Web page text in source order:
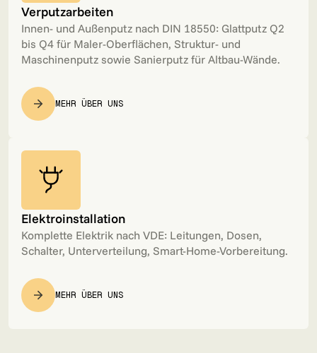
Verputzarbeiten
Innen- und Außenputz nach DIN 18550: Glattputz Q2
bis Q4 für Maler-Oberflächen, Struktur- und
Maschinenputz sowie Sanierputz für Altbau-Wände.
MEHR ÜBER UNS
Elektroinstallation
Komplette Elektrik nach VDE: Leitungen, Dosen,
Schalter, Unterverteilung, Smart-Home-Vorbereitung.
MEHR ÜBER UNS